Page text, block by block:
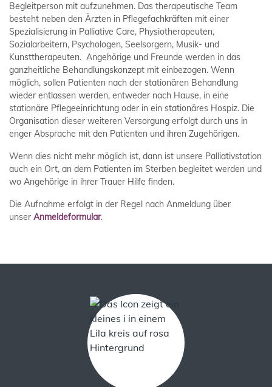
Begleitperson mit aufzunehmen. Das therapeutische Team
besteht neben den Ärzten in Pflegefachkräften mit einer
Spezialisierung in Palliative Care, Physiotherapeuten,
Sozialarbeitern, Psychologen, Seelsorgern, Musik- und
Kunsttherapeuten. Angehörige und Freunde werden in das
ganzheitliche Behandlungskonzept mit einbezogen. Wenn
möglich, sollen Patienten nach der stationären Behandlung
wieder entlassen werden, entweder nach Hause, in eine
stationäre Pflegeeinrichtung oder in ein stationäres Hospiz. Die
Organisation dieser weiteren Versorgung erfolgt durch uns in
enger Absprache mit den Patienten und ihren Zugehörigen.
Wenn dies nicht mehr möglich ist, dann ist unsere Palliativstation
auch ein Ort, an dem Patienten im Sterben begleitet werden und
wo Angehörige in ihrer Trauer Hilfe finden.
Die Aufnahme erfolgt in der Regel nach Anmeldung über
unser Anmeldeformular.